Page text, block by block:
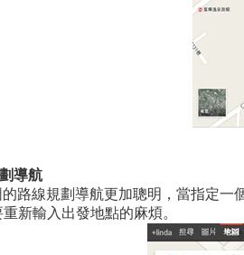
導航
路線規劃導航更加聰明，當指定
新輸入出發地點的麻煩。